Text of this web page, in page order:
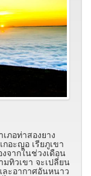
ภอท่าสองยาง
อะญอ เรียภูเขา
งจากในช่วงเดือน
ทิวเขา จะเปลี่ยน
ละอากาศอันหนาว